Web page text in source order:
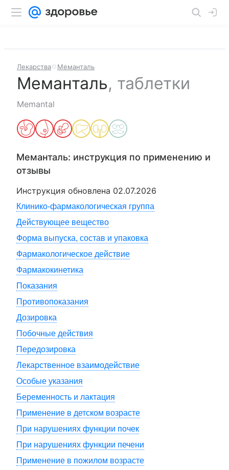
Лекарства Меманталь
Меманталь, таблетки
Memantal
Меманталь: инструкция по применению и
отзывы
Инструкция обновлена 02.07.2026
Клинико-фармакологическая группа
Действующее вещество
Форма выпуска, состав и упаковка
Фармакологическое действие
Фармакокинетика
Показания
Противопоказания
Дозировка
Побочные действия
Передозировка
Лекарственное взаимодействие
Особые указания
Беременность и лактация
Применение в детском возрасте
При нарушениях функции почек
При нарушениях функции печени
Применение в пожилом возрасте